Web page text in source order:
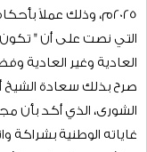
الحادية عشرة
(2026 -2030)على
العاشرة.
- اللقاء الإعلامي
وسائل الإعلام وتعزيز
تلقى مجلس الشورى